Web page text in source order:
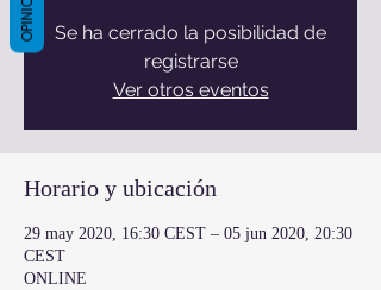
Se ha cerrado la posibilidad de
registrarse
Ver otros eventos
Horario y ubicación
29 may 2020, 16:30 CEST – 05 jun 2020, 20:30
CEST
ONLINE